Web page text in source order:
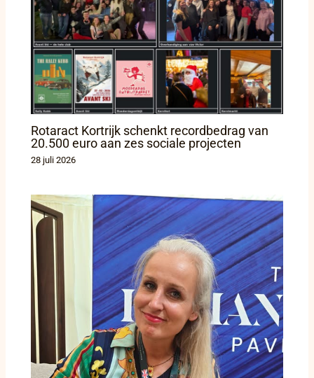
Rotaract Kortrijk schenkt recordbedrag van
20.500 euro aan zes sociale projecten
28 juli 2026